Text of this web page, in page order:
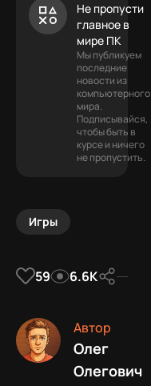
Не пропусти
главное в
мире ПК
Мы публикуем
последние
новости из
компьютерного
мира.
Подписывайся,
чтобы быть в
курсе и ничего
не пропустить.
Игры
59 6.6К
Автор
Олег
Олегович